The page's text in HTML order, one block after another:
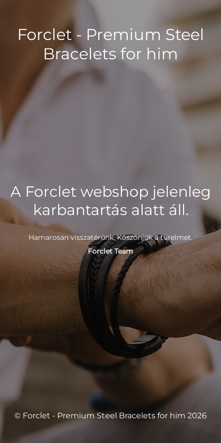
Forclet - Premium Steel
Bracelets for him
A Forclet webshop jelenleg
karbantartás alatt áll.
Hamarosan visszatérünk. Köszönjük a türelmet.
Forclet Team
© Forclet - Premium Steel Bracelets for him 2026